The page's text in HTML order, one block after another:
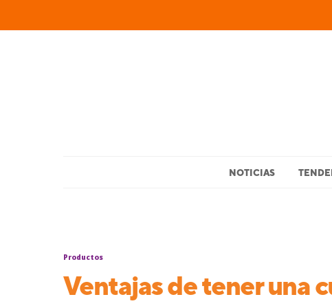
NOTICIAS
Productos
Ventajas de tener una